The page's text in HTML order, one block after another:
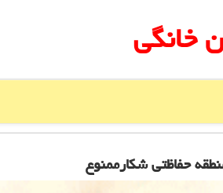
خانگی
حفاظتی شكارممنوع